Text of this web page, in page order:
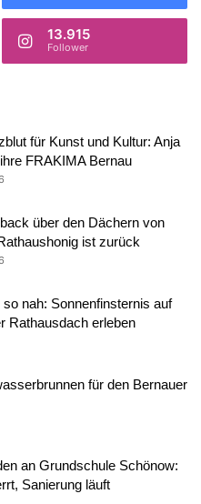
13.915
Follower
für Kunst und Kultur: Anja
FRAKIMA Bernau
über den Dächern von
ist zurück
nah: Sonnenfinsternis auf
Rathausdach erleben
für den Bernauer
an Grundschule Schönow:
Sanierung läuft